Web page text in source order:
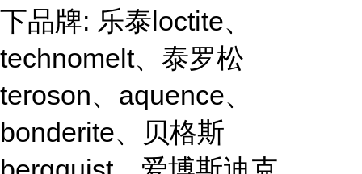
下品牌: 乐泰loctite、
technomelt、泰罗松
teroson、aquence、
bonderite、贝格斯